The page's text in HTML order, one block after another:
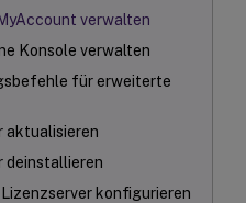
verwalten
Konsole verwalten
für erweiterte
aktualisieren
deinstallieren
konfigurieren